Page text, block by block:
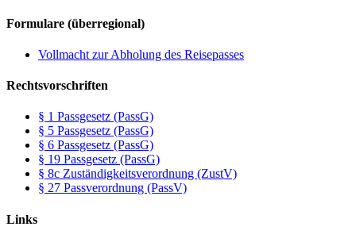
Formulare (überregional)
Vollmacht zur Abholung des Reisepasses
Rechtsvorschriften
§ 1 Passgesetz (PassG)
§ 5 Passgesetz (PassG)
§ 6 Passgesetz (PassG)
§ 19 Passgesetz (PassG)
§ 8c Zuständigkeitsverordnung (ZustV)
§ 27 Passverordnung (PassV)
Links